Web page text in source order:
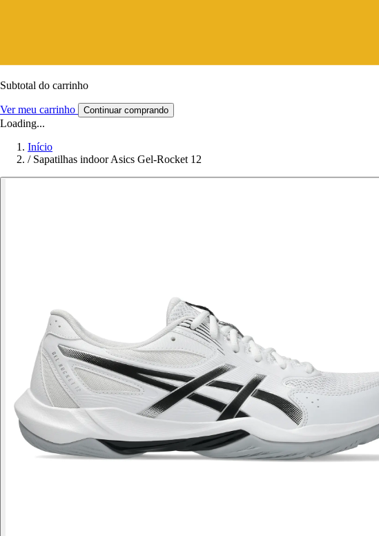
Subtotal do carrinho
Ver meu carrinho Continuar comprando
Loading...
Início
/ Sapatilhas indoor Asics Gel-Rocket 12